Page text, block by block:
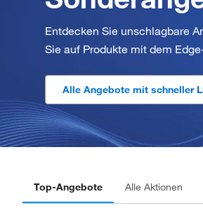
Entdecken Sie unschlagbare
Sie auf Produkte mit dem
Alle Angebote mit schneller
Top-Angebote Alle Aktionen